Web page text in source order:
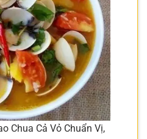
Chua Cả Vỏ Chuẩn Vị,